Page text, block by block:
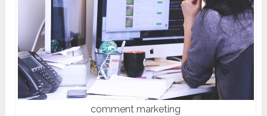
comment marketing